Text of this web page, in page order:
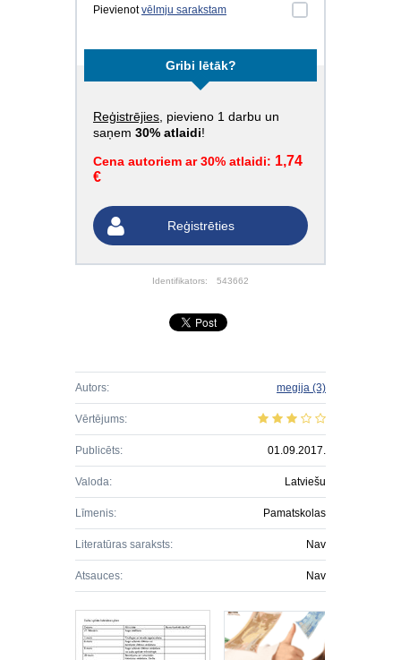
Pievienotvēlmju sarakstam
Gribi lētāk?
Reģistrējies , pievieno 1 darbu un
saņem 30% atlaidi!
Cena autoriem ar 30% atlaidi: 1,74
€
Reģistrēties
Identifikators: 543662
Autors: megija (3)
Vērtējums:
Publicēts: 01.09.2017.
Valoda: Latviešu
Līmenis: Pamatskolas
Literatūras saraksts: Nav
Atsauces: Nav